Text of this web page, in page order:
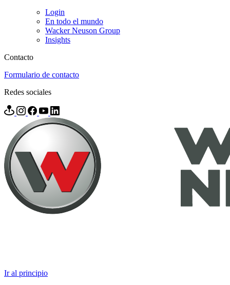
Login
En todo el mundo
Wacker Neuson Group
Insights
Contacto
Formulario de contacto
Redes sociales
Ir al principio